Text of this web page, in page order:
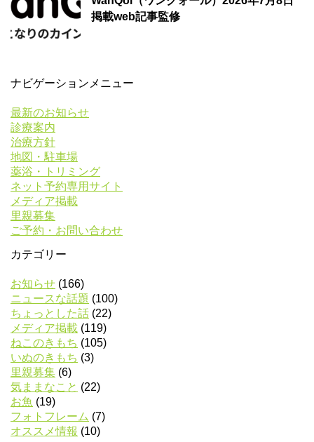
掲載web記事監修
ナビゲーションメニュー
最新のお知らせ
診療案内
治療方針
地図・駐車場
薬浴・トリミング
ネット予約専用サイト
メディア掲載
里親募集
ご予約・お問い合わせ
カテゴリー
お知らせ (166)
ニュースな話題 (100)
ちょっとした話 (22)
メディア掲載 (119)
ねこのきもち (105)
いぬのきもち (3)
里親募集 (6)
気ままなこと (22)
お魚 (19)
フォトフレーム (7)
オススメ情報 (10)